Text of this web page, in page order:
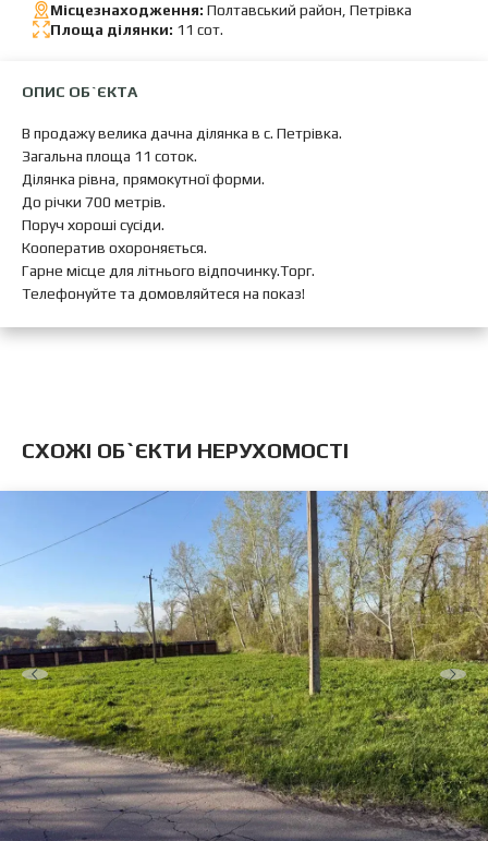
Місцезнаходження: Полтавський район, Петрівка
Площа ділянки: 11 сот.
ОПИС ОБ`ЄКТА
В продажу велика дачна ділянка в с. Петрівка.
Загальна площа 11 соток.
Ділянка рівна, прямокутної форми.
До річки 700 метрів.
Поруч хороші сусіди.
Кооператив охороняється.
Гарне місце для літнього відпочинку.Торг.
Телефонуйте та домовляйтеся на показ!
CХОЖІ ОБ`ЄКТИ НЕРУХОМОСТІ